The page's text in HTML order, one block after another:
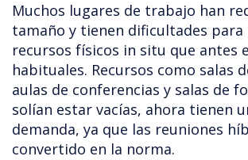
Muchos lugares de trabajo han
tamaño y tienen dificultades
recursos físicos in situ que antes
habituales. Recursos como salas
aulas de conferencias y salas de
solían estar vacías, ahora tienen
demanda, ya que las reuniones
convertido en la norma.